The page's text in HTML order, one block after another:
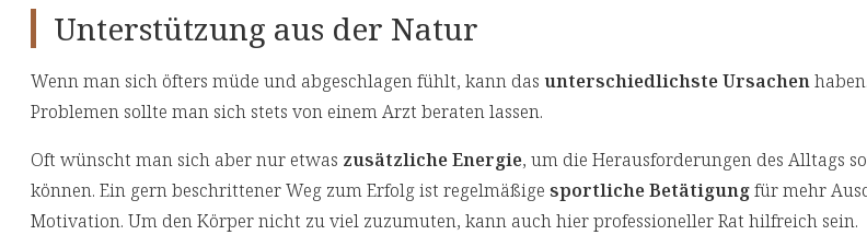
Unterstützung aus der Natur
Wenn man sich öfters müde und abgeschlagen fühlt, kann das unterschiedlichste Ursachen
Problemen sollte man sich stets von einem Arzt beraten lassen.
Oft wünscht man sich aber nur etwas zusätzliche Energie, um die Herausforderungen des Alltags
können. Ein gern beschrittener Weg zum Erfolg ist regelmäßige sportliche Betätigungfür mehr
Motivation. Um den Körper nicht zu viel zuzumuten, kann auch hier professioneller Rat hilfreich sein.